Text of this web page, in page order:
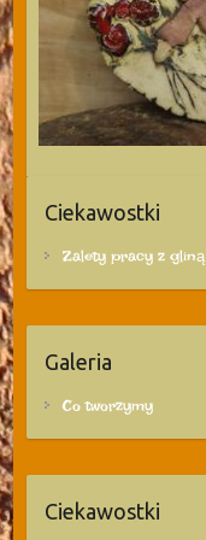
Ciekawostki
Zalety pracy z gliną
Galeria
Co tworzymy
Ciekawostki